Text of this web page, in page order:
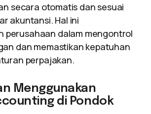
secara otomatis dan sesuai
akuntansi. Hal ini
perusahaan dalam mengontrol
dan memastikan kepatuhan
perpajakan.
Menggunakan
di Pondok